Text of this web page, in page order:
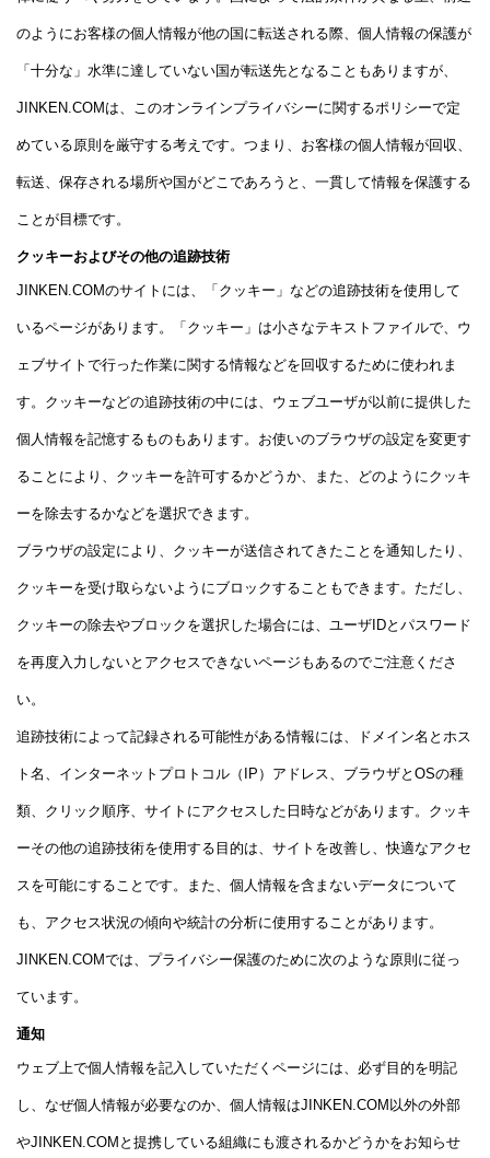
のようにお客様の個人情報が他の国に転送される際、個人情報の保護が
「十分な」水準に達していない国が転送先となることもありますが、
JINKEN.COMは、このオンラインプライバシーに関するポリシーで定
めている原則を厳守する考えです。つまり、お客様の個人情報が回収、
転送、保存される場所や国がどこであろうと、一貫して情報を保護する
ことが目標です。
クッキーおよびその他の追跡技術
JINKEN.COMのサイトには、「クッキー」などの追跡技術を使用して
いるページがあります。「クッキー」は小さなテキストファイルで、ウ
ェブサイトで行った作業に関する情報などを回収するために使われま
す。クッキーなどの追跡技術の中には、ウェブユーザが以前に提供した
個人情報を記憶するものもあります。お使いのブラウザの設定を変更す
ることにより、クッキーを許可するかどうか、また、どのようにクッキ
ーを除去するかなどを選択できます。
ブラウザの設定により、クッキーが送信されてきたことを通知したり、
クッキーを受け取らないようにブロックすることもできます。ただし、
クッキーの除去やブロックを選択した場合には、ユーザIDとパスワード
を再度入力しないとアクセスできないページもあるのでご注意くださ
い。
追跡技術によって記録される可能性がある情報には、ドメイン名とホス
ト名、インターネットプロトコル（IP）アドレス、ブラウザとOSの種
類、クリック順序、サイトにアクセスした日時などがあります。クッキ
ーその他の追跡技術を使用する目的は、サイトを改善し、快適なアクセ
スを可能にすることです。また、個人情報を含まないデータについて
も、アクセス状況の傾向や統計の分析に使用することがあります。
JINKEN.COMでは、プライバシー保護のために次のような原則に従っ
ています。
通知
ウェブ上で個人情報を記入していただくページには、必ず目的を明記
し、なぜ個人情報が必要なのか、個人情報はJINKEN.COM以外の外部
やJINKEN.COMと提携している組織にも渡されるかどうかをお知らせ